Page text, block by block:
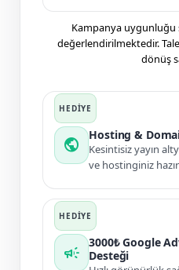
Kampanya
değerlendirilmektedir.
dönüş
public
Hosting &
Kesintisiz yayın
ve hostinginiz
campaign
3000₺ Google
Desteği